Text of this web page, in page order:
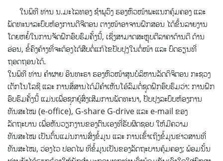
ໃນພິທີ ທ່ານ ນ.ມະໄລທອງ ຊຳພູວົງ ຮອງຫົວໜ້າພະແນກຄຸ້ມຄອງ ແລະ
ພັດທະນາລະບົບຫ້ອງການດີຈີຕອນ ຕາງໜ້າອາຈານຝຶກສອນ ໄດ້ຂຶ້ນລາຍງານ
ໂດຍຫຍໍ້ໃນການຈັດຝຶກອົບຮົມຄັ້ງນີ້, ເຊີ່ງສາມາດສະຫຼຸບຕີລາຄາດ້ານດີ ດ້ານ
ອ່ອນ, ຂໍ້ຄົງຄ້າງທີ່ຈະຕ້ອງໄດ້ສືບຕໍ່ແກ້ໄຂປັບປຸງໃນຕໍ່ໜ້າ ແລະ ບົດຮຽນທີ່
ຖອດຖອນໄດ້.
ໃນພິທີ ທ່ານ ຄຳຜາຍ ອິນທະຣາ ຮອງຫົວໜ້າສູນບໍລິຫານລັດດິຈິຕອນ ກະຊວງ
ເຕັກໂນໂລຊີ ແລະ ການສຶ່ສານໄດ້ມີຄຳເຫັນໂອ້ລົມຕໍ່ຊູດຝຶກອົບຮົມວ່າ: ການຝຶກ
ອົບຮົມຄັ້ງນີ້ ແມ່ນເພື່ອຊຸກຍູ້ສົ່ງເສີມການພັດທະນາ, ປັບປຸງລະບົບຫ້ອງການ
ທັນສະໄໝ (e-office), G-share G-drive ແລະ e-mail ຂອງ
ລັດຖະບານ ເພື່ອຫັນວຽກງານຂອງຕົນເອງທີ່ຮັບຜິດຊອບ ໃຫ້ມີຄວາມ
ທັນສະໄໝ ເປັນຕົ້ນແມ່ນການສົ່ງຂໍ້ມູນ ແລະ ການເຂົ້າເຖິງຂໍ້ມູນຂ່າວສານທີ່
ທັນສະໄໝ, ວ່ອງໄວ ປອດໄພ ທີ່ຂໍ້ມູນເປັນຂອງລັດຖະບານຄຸ້ມຄອງ; ພ້ອມນັ້ນ